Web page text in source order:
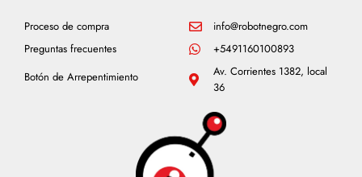
Proceso de compra
Preguntas frecuentes
Botón de Arrepentimiento
info@robotnegro.com
+5491160100893
Av. Corrientes 1382, local
36